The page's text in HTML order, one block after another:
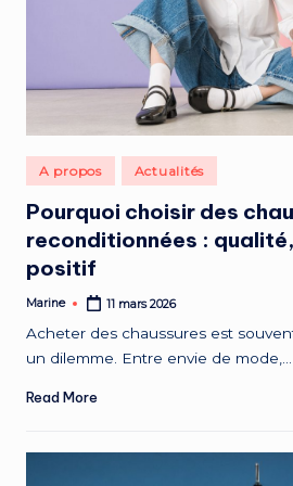
a
c
e
m
o
d
e
d
u
Posted
in
A propos Actualités
Pourquoi choisir des
reconditionnées :
positif
Posted
Marine 11 mars 2026
Acheter des chaussures est
un dilemme. Entre envie de mode,…
Read More